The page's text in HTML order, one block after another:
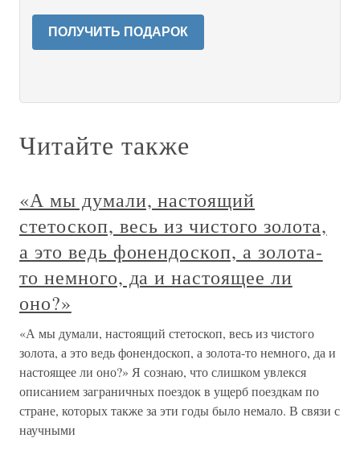
ПОЛУЧИТЬ ПОДАРОК
Читайте также
«А мы думали, настоящий
стетоскоп, весь из чистого золота,
а это ведь фонендоскоп, а золота-
то немного, да и настоящее ли
оно?»
«А мы думали, настоящий стетоскоп, весь из чистого
золота, а это ведь фонендоскоп, а золота-то немного, да и
настоящее ли оно?» Я сознаю, что слишком увлекся
описанием заграничных поездок в ущерб поездкам по
стране, которых также за эти годы было немало. В связи с
научными